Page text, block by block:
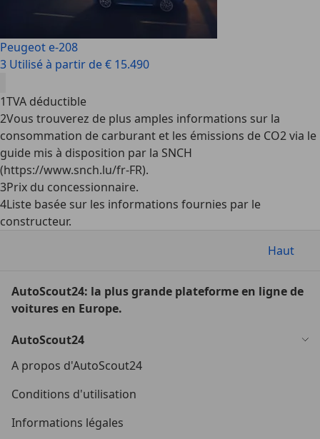
Peugeot e-208
3 Utilisé à partir de € 15.490
1TVA déductible
2Vous trouverez de plus amples informations sur la
consommation de carburant et les émissions de CO2 via le
guide mis à disposition par la SNCH
(https://www.snch.lu/fr-FR).
3Prix du concessionnaire.
4Liste basée sur les informations fournies par le
constructeur.
Haut
AutoScout24: la plus grande plateforme en ligne de
voitures en Europe.
AutoScout24
A propos d'AutoScout24
Conditions d'utilisation
Informations légales